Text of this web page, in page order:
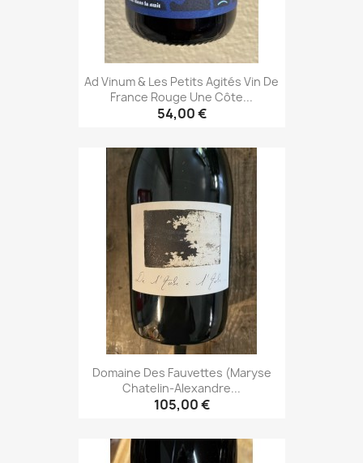
Ad Vinum & Les Petits Agités Vin De
France Rouge Une Côte...
54,00 €
Domaine Des Fauvettes (Maryse
Chatelin-Alexandre...
105,00 €